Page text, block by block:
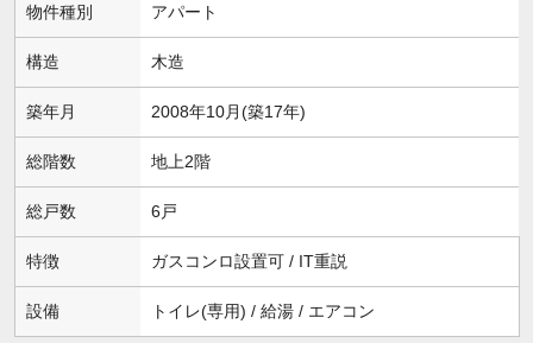
物件種別 アパート
構造 木造
築年月 2008年10月(築17年)
総階数 地上2階
総戸数 6戸
特徴 ガスコンロ設置可 / IT重説
設備 トイレ(専用) / 給湯 / エアコン